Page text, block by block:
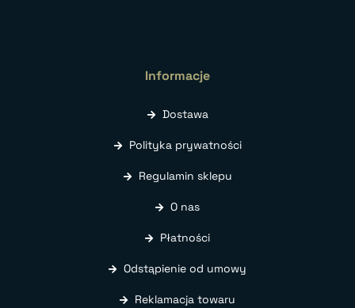
Informacje
Dostawa
Polityka prywatności
Regulamin sklepu
O nas
Płatności
Odstąpienie od umowy
Reklamacja towaru